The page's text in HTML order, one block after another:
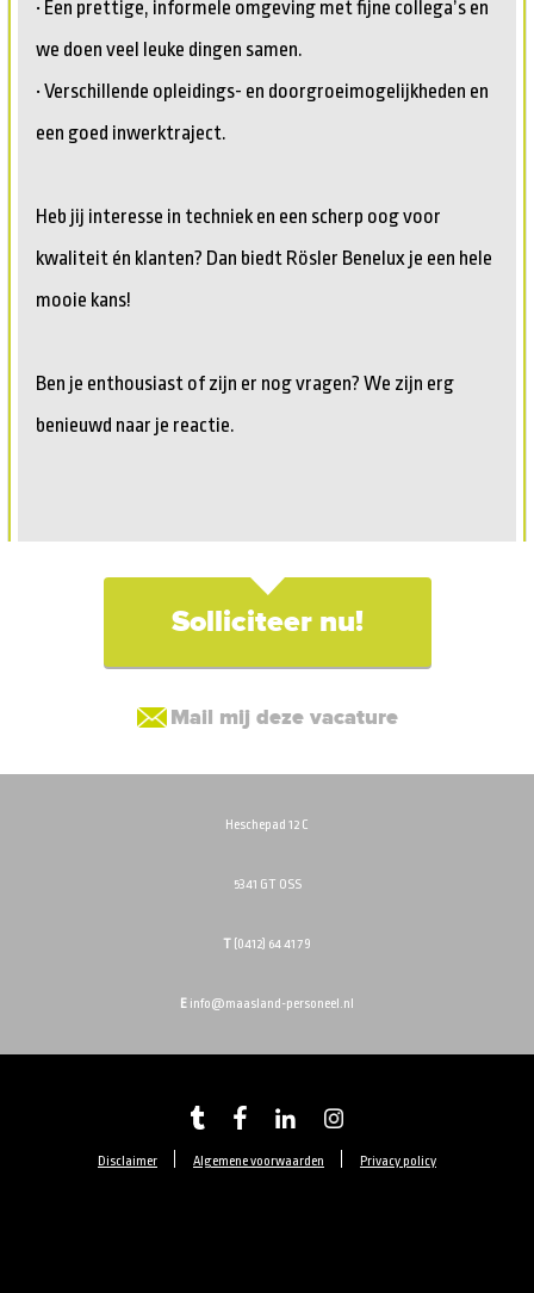
• Een prettige, informele omgeving met fijne collega’s en
we doen veel leuke dingen samen.
• Verschillende opleidings- en doorgroeimogelijkheden en
een goed inwerktraject.
Heb jij interesse in techniek en een scherp oog voor
kwaliteit én klanten? Dan biedt Rösler Benelux je een hele
mooie kans!
Ben je enthousiast of zijn er nog vragen? We zijn erg
benieuwd naar je reactie.
Solliciteer nu!
Mail mij deze vacature
Heschepad 12 C
5341 GT OSS
T (0412) 64 41 79
E info@maasland-personeel.nl
Disclaimer Algemene voorwaarden Privacy policy